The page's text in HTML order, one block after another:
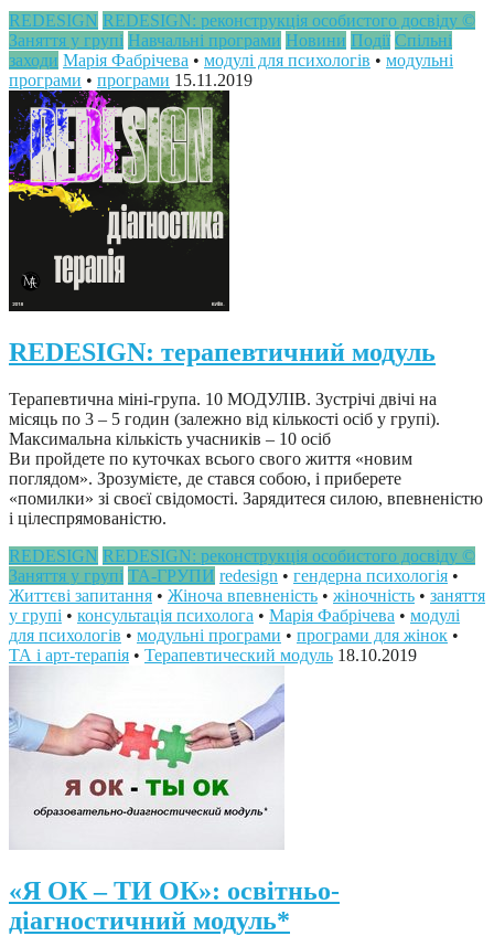
REDESIGN REDESIGN: реконструкція особистого досвіду ©
Заняття у групі Навчальні програми Новини Події Спільні
заходи Марія Фабрічева • модулі для психологів • модульні
програми • програми 15.11.2019
REDESIGN: терапевтичний модуль
Терапевтична міні-група. 10 МОДУЛІВ. Зустрічі двічі на
місяць по 3 – 5 годин (залежно від кількості осіб у групі).
Максимальна кількість учасників – 10 осіб
Ви пройдете по куточках всього свого життя «новим
поглядом». Зрозумієте, де стався собою, і приберете
«помилки» зі своєї свідомості. Зарядитеся силою, впевненістю
і цілеспрямованістю.
REDESIGN REDESIGN: реконструкція особистого досвіду ©
Заняття у групі ТА-ГРУПИ redesign • гендерна психологія •
Життєві запитання • Жіноча впевненість • жіночність • заняття
у групі • консультація психолога • Марія Фабрічева • модулі
для психологів • модульні програми • програми для жінок •
ТА і арт-терапія • Терапевтический модуль 18.10.2019
«Я ОК – ТИ ОК»: освітньо-
діагностичний модуль*